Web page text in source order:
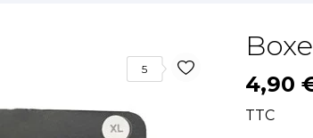
5
4,90
TTC